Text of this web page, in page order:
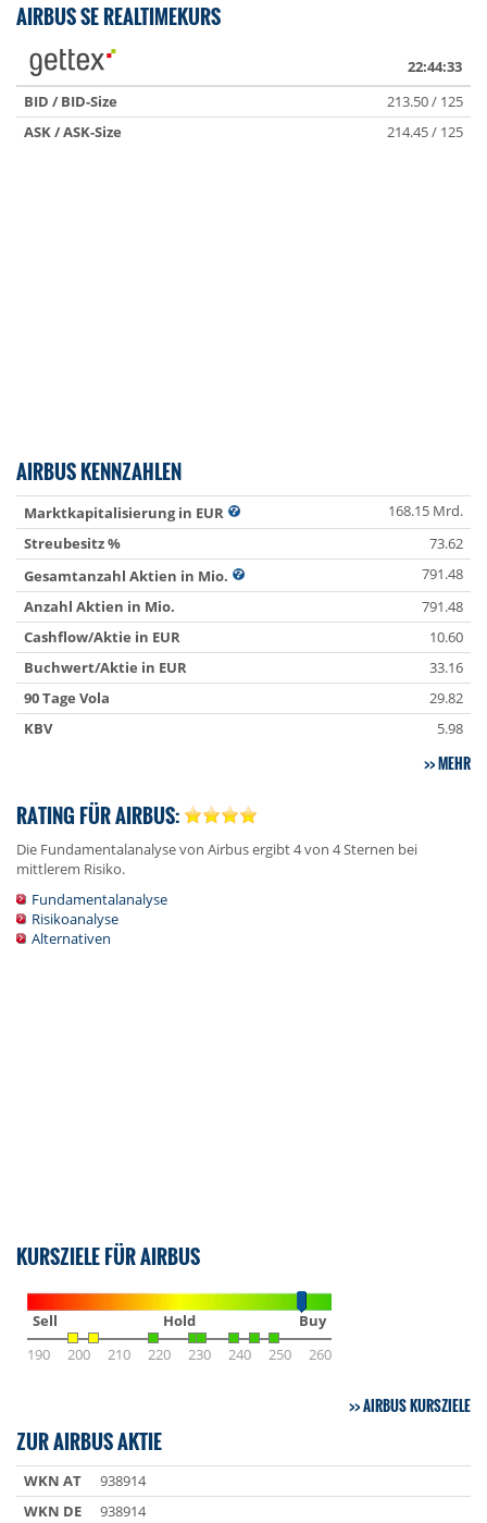
AIRBUS SE REALTIMEKURS
22:44:33
BID / BID-Size
213.50 / 125
ASK / ASK-Size
214.45 / 125
AIRBUS KENNZAHLEN
Marktkapitalisierung in EUR
168.15 Mrd.
Streubesitz %
73.62
Gesamtanzahl Aktien in Mio.
791.48
Anzahl Aktien in Mio.
791.48
Cashflow/Aktie in EUR
10.60
Buchwert/Aktie in EUR
33.16
90 Tage Vola
29.82
KBV
5.98
MEHR
RATING FÜR AIRBUS:
Die Fundamentalanalyse von Airbus ergibt 4 von 4 Sternen bei
mittlerem Risiko.
Fundamentalanalyse
Risikoanalyse
Alternativen
KURSZIELE FÜR AIRBUS
Sell Hold
Buy
190
200 210 220 230 240 250 260
AIRBUS KURSZIELE
ZUR AIRBUS AKTIE
WKN AT
938914
WKN DE
938914